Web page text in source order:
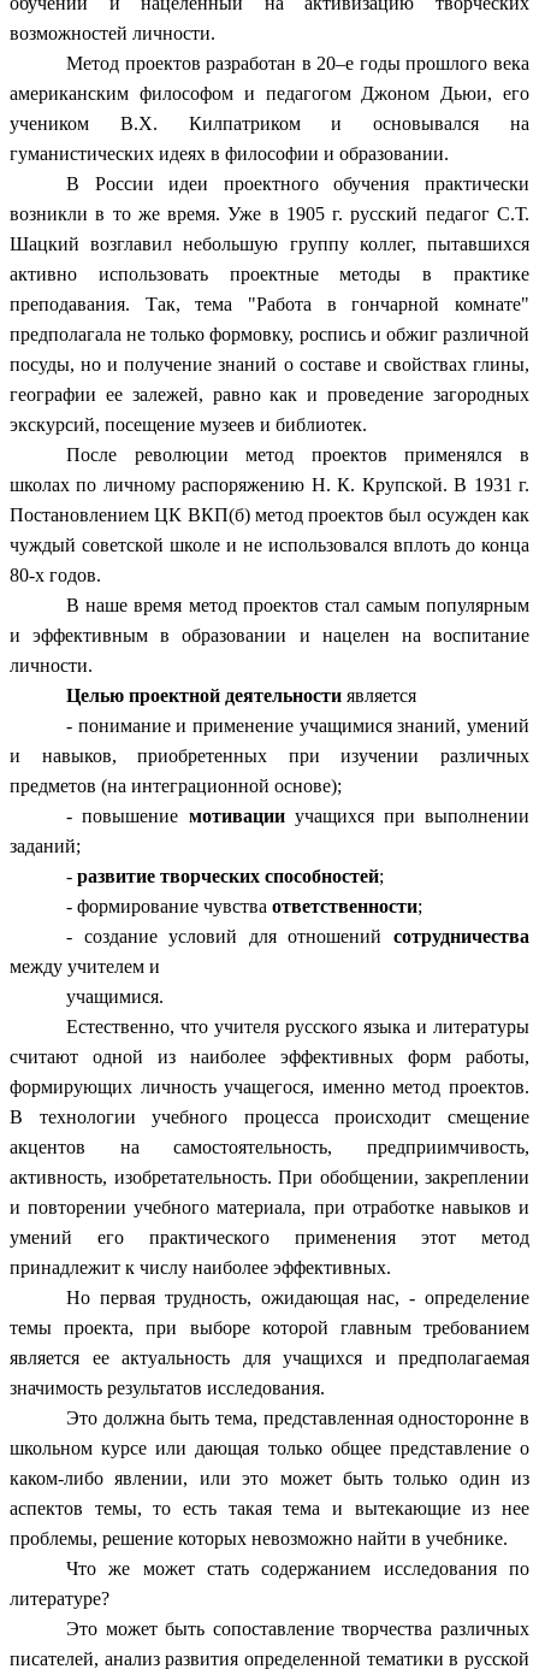
возможностей личности.
Метод проектов разработан в 20–е годы прошлого века
американским философом и педагогом Джоном Дьюи, его
учеником В.Х. Килпатриком и основывался на
гуманистических идеях в философии и образовании.
В России идеи проектного обучения практически
возникли в то же время. Уже в 1905 г. русский педагог С.Т.
Шацкий возглавил небольшую группу коллег, пытавшихся
активно использовать проектные методы в практике
преподавания. Так, тема "Работа в гончарной комнате"
предполагала не только формовку, роспись и обжиг различной
посуды, но и получение знаний о составе и свойствах глины,
географии ее залежей, равно как и проведение загородных
экскурсий, посещение музеев и библиотек.
После революции метод проектов применялся в
школах по личному распоряжению Н. К. Крупской. В 1931 г.
Постановлением ЦК ВКП(б) метод проектов был осужден как
чуждый советской школе и не использовался вплоть до конца
80-х годов.
В наше время метод проектов стал самым популярным
и эффективным в образовании и нацелен на воспитание
личности.
Целью проектной деятельности является
- понимание и применение учащимися знаний, умений
и навыков, приобретенных при изучении различных
предметов (на интеграционной основе);
- повышение мотивации учащихся при выполнении
заданий;
-развитие творческих способностей;
- формирование чувстваответственности;
- создание условий для отношений сотрудничества
между учителем и
учащимися.
Естественно, что учителя русского языка и литературы
считают одной из наиболее эффективных форм работы,
формирующих личность учащегося, именно метод проектов.
В технологии учебного процесса происходит смещение
акцентов на самостоятельность, предприимчивость,
активность, изобретательность. При обобщении, закреплении
и повторении учебного материала, при отработке навыков и
умений его практического применения этот метод
принадлежит к числу наиболее эффективных.
Но первая трудность, ожидающая нас, - определение
темы проекта, при выборе которой главным требованием
является ее актуальность для учащихся и предполагаемая
значимость результатов исследования.
Это должна быть тема, представленная односторонне в
школьном курсе или дающая только общее представление о
каком-либо явлении, или это может быть только один из
аспектов темы, то есть такая тема и вытекающие из нее
проблемы, решение которых невозможно найти в учебнике.
Что же может стать содержанием исследования по
литературе?
Это может быть сопоставление творчества различных
писателей, анализ развития определенной тематики в русской